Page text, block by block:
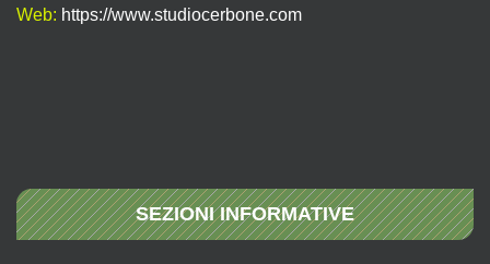
Web: https://www.studiocerbone.com
SEZIONI INFORMATIVE